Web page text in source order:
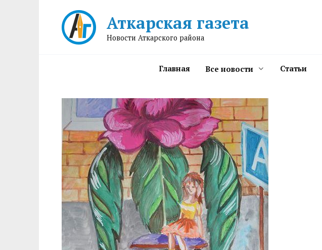
Аткарская газета
Новости Аткарского района
Главная Все новости Статьи